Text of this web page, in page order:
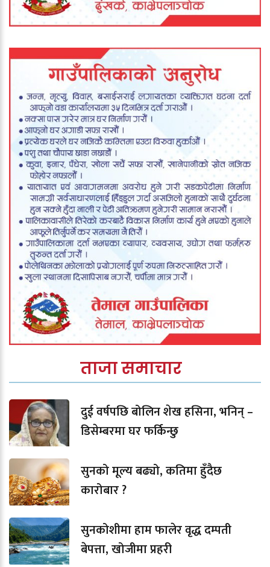
ताजा समाचार
दुई वर्षपछि बोलिन शेख हसिना, भनिन् –
डिसेम्बरमा घर फर्किन्छु
सुनको मूल्य बढ्यो, कतिमा हुँदैछ
कारोबार ?
सुनकोशीमा हाम फालेर वृद्ध दम्पती
बेपत्ता, खोजीमा प्रहरी